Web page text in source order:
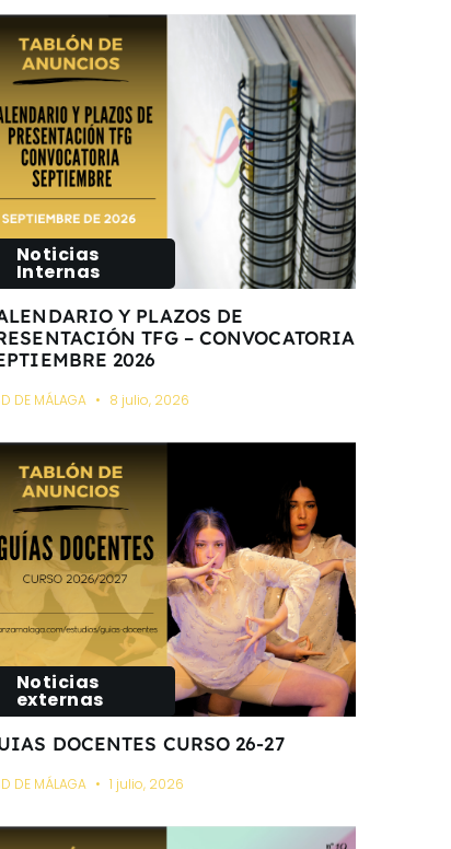
Noticias
Internas
Y PLAZOS DE
TFG – CONVOCATORIA
2026
DE MÁLAGA 8 julio, 2026
Noticias
externas
DOCENTES CURSO 26-27
DE MÁLAGA 1 julio, 2026